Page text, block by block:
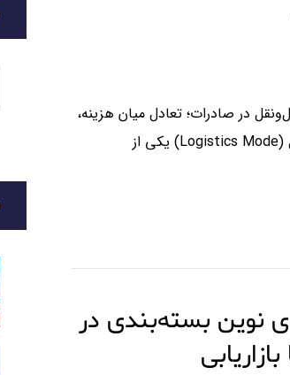
در صادرات؛ تعادل میان هزینه،
زمان و امنیت انتخاب روش حمل‌ونقل (Logistics Mode) یکی از
نوین بسته‌بندی در